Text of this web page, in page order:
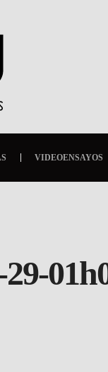
VIDEOENSAYOS